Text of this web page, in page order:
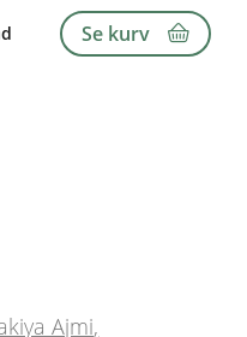
Se kurv
Ajmi